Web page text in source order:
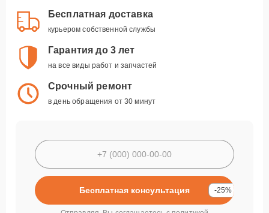
Бесплатная доставка
курьером собственной службы
Гарантия до 3 лет
на все виды работ и запчастей
Срочный ремонт
в день обращения от 30 минут
Бесплатная консультация -25%